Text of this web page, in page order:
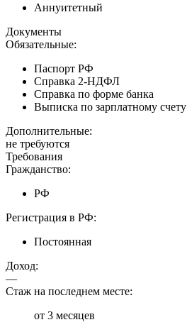
Аннуитетный
Документы
Обязательные:
Паспорт РФ
Справка 2-НДФЛ
Справка по форме банка
Выписка по зарплатному счету
Дополнительные:
не требуются
Требования
Гражданство:
РФ
Регистрация в РФ:
Постоянная
Доход:
—
Стаж на последнем месте:
от 3 месяцев